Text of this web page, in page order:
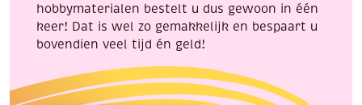
hobbymaterialen bestelt u dus gewoon in één
keer! Dat is wel zo gemakkelijk en bespaart u
bovendien veel tijd én geld!